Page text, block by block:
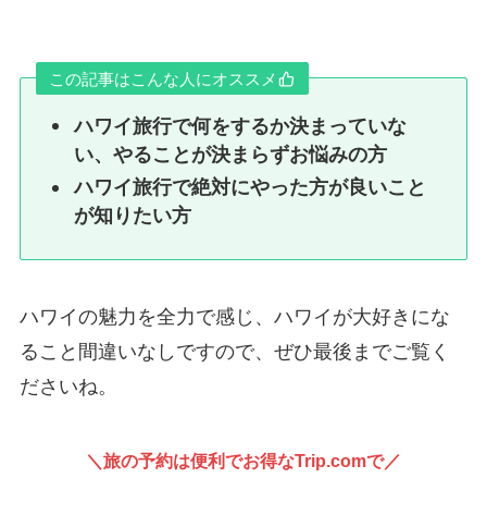
この記事はこんな人にオススメ
ハワイ旅行で何をするか決まっていな
い、やることが決まらずお悩みの方
ハワイ旅行で絶対にやった方が良いこと
が知りたい方
ハワイの魅力を全力で感じ、ハワイが大好きにな
ること間違いなしですので、ぜひ最後までご覧く
ださいね。
＼旅の予約は便利でお得なTrip.comで／